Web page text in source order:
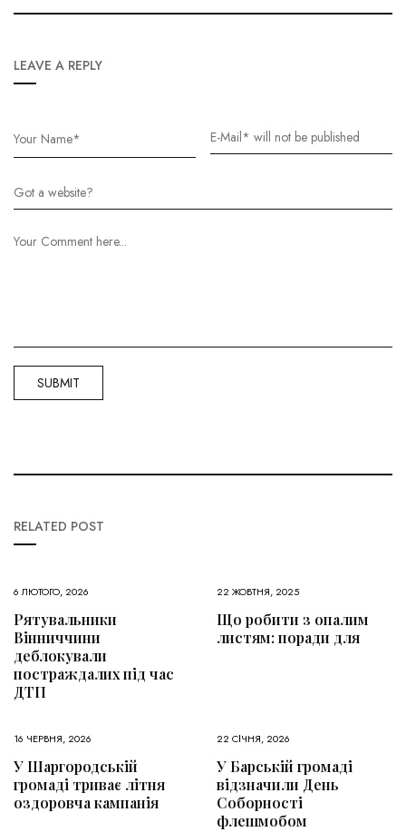
LEAVE A REPLY
RELATED POST
6 ЛЮТОГО, 2026
Рятувальники
Вінниччини
деблокували
постраждалих під час
ДТП
22 ЖОВТНЯ, 2025
Що робити з опалим
листям: поради для
16 ЧЕРВНЯ, 2026
У Шаргородській
громаді триває літня
оздоровча кампанія
22 СІЧНЯ, 2026
У Барській громаді
відзначили День
Соборності
флешмобом